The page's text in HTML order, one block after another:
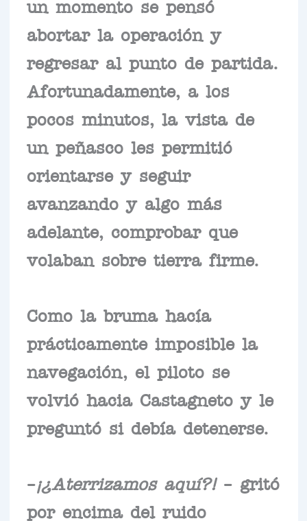
un momento se pensó
abortar la operación y
regresar al punto de partida.
Afortunadamente, a los
pocos minutos, la vista de
un peñasco les permitió
orientarse y seguir
avanzando y algo más
adelante, comprobar que
volaban sobre tierra firme.
Como la bruma hacía
prácticamente imposible la
navegación, el piloto se
volvió hacia Castagneto y le
preguntó si debía detenerse.
– ¡¿Aterrizamos aquí?!– gritó
por encima del ruido